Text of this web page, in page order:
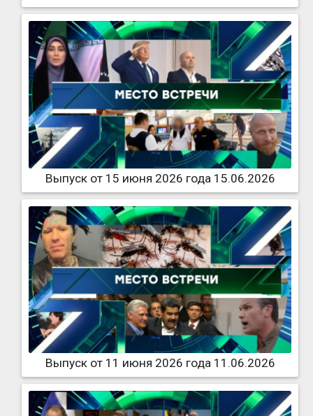
Выпуск от 15 июня 2026 года 15.06.2026
Выпуск от 11 июня 2026 года 11.06.2026